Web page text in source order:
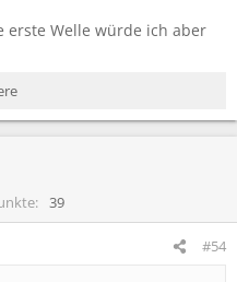
erste Welle würde ich aber
39
#54